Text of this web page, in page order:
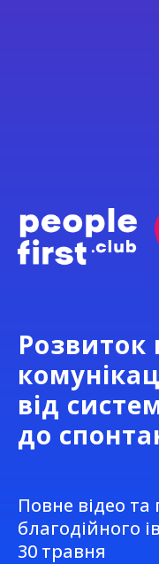
Розвиток
від
до
Повне відео та
благодійного
30 травня